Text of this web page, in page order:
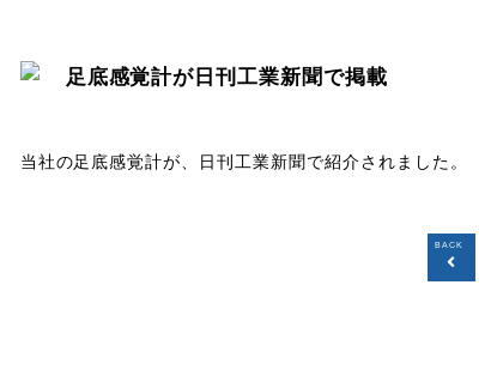
足底感覚計が日刊工業新聞で掲載
当社の足底感覚計が、日刊工業新聞で紹介されました。